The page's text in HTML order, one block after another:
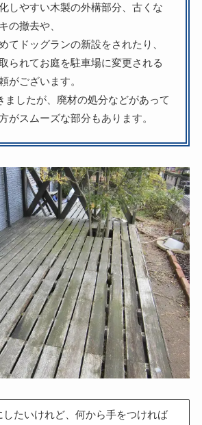
しやすい木製の外構部分、古くな
の撤去や、
てドッグランの新設をされたり、
られてお庭を駐車場に変更される
がございます。
ましたが、廃材の処分などがあって
がスムーズな部分もあります。
したいけれど、何から手をつければ